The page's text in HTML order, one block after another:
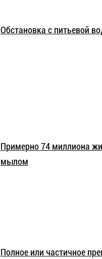
Обстановка с питьевой
Примерно 74 миллиона
мылом
Полное или частичное